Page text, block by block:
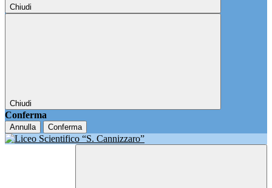
Chiudi
Chiudi
Conferma
Annulla Conferma